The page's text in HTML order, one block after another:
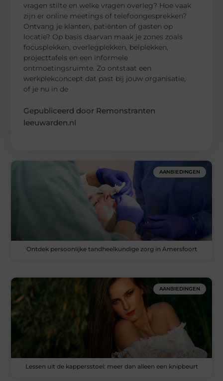
vragen stilte en welke vragen overleg? Hoe vaak
zijn er online meetings of telefoongesprekken?
Ontvang je klanten, patiënten of gasten op
locatie? Op basis daarvan maak je zones zoals
focusplekken, overlegplekken, belplekken,
projecttafels en een informele
ontmoetingsruimte. Zo ontstaat een
werkplekconcept dat past bij jouw organisatie,
of je nu in de
Gepubliceerd door Remonstranten
leeuwarden.nl
AANBIEDINGEN
Ontdek persoonlijke tandheelkundige zorg in Amersfoort
AANBIEDINGEN
Lessen uit de kappersstoel: meer dan alleen een knipbeurt